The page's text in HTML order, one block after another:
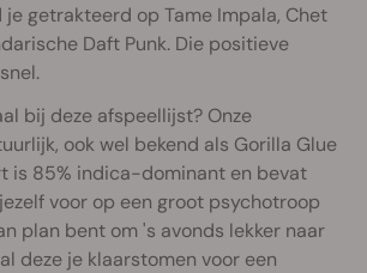
getrakteerd op Tame Impala, Chet
Daft Punk. Die positieve
bij deze afspeellijst? Onze
ook wel bekend als Gorilla Glue
is 85% indica-dominant en bevat
voor op een groot psychotroop
plan bent om 's avonds lekker naar
deze je klaarstomen voor een